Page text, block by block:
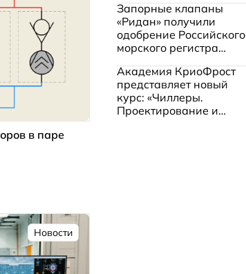
в паре
Новости
Запорные клапаны
«Ридан» получили
одобрение Российского
морского регистра
Академия КриоФрост
представляет новый
курс: «Чиллеры.
Проектирование и